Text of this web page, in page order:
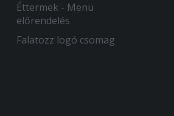
Éttermek - Menü
előrendelés
Falatozz logó csomag